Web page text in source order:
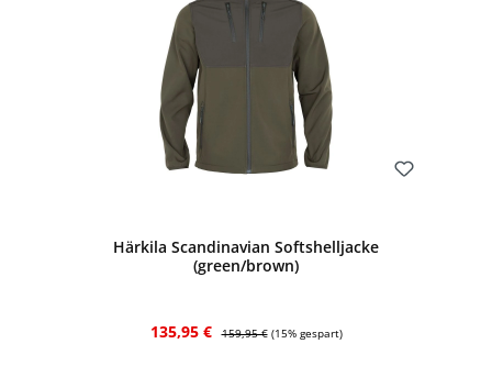
Härkila Scandinavian Softshelljacke
(green/brown)
Verkaufspreis:
135,95 € Regulärer Preis:
159,95 € (15% gespart)